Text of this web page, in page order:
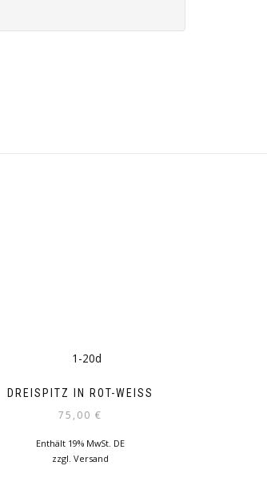
DREISPITZ IN ROT-WEISS
75,00€
Enthält 19% MwSt. DE
zzgl.Versand